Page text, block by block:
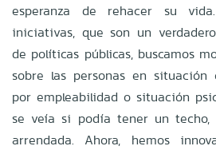
esperanza de rehacer su
iniciativas, que son un
de políticas públicas, buscamos
sobre las personas en
por empleabilidad o situación
se veía si podía tener un
arrendada. Ahora, hemos